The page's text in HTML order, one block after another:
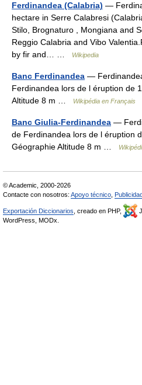
Ferdinandea (Calabria) —
hectare in Serre Calabresi
Stilo, Brognaturo , Mongiana and
Reggio Calabria and Vibo
by fir and… …
Wikipedia
Banc Ferdinandea —
Ferdinandea lors de l éruption de
Altitude 8 m …
Wikipédia en Français
Banc Giulia-Ferdinandea —
de Ferdinandea lors de l éruption
Géographie Altitude 8 m …
© Academic, 2000-2026
Contacte con nosotros: Apoyo técnico Publicidad
Exportación Diccionarios , creado en PHP,
WordPress, MODx.